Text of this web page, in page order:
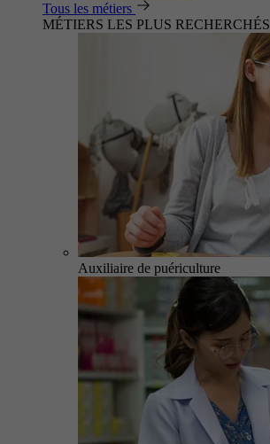
Tous les métiers
MÉTIERS LES PLUS RECHERCHÉS
Auxiliaire de puériculture